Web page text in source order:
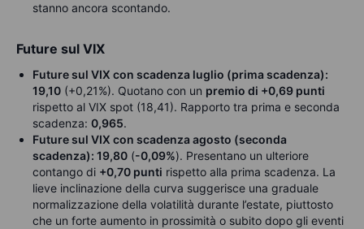
stanno ancora scontando.
Future sul VIX
Future sul VIX con scadenza luglio (prima scadenza):
19,10 (+0,21%). Quotano con un premio di +0,69 punti
rispetto al VIX spot (18,41). Rapporto tra prima e seconda
scadenza: 0,965.
Future sul VIX con scadenza agosto (seconda
scadenza): 19,80 (-0,09%). Presentano un ulteriore
contango di +0,70 punti rispetto alla prima scadenza. La
lieve inclinazione della curva suggerisce una graduale
normalizzazione della volatilità durante l’estate, piuttosto
che un forte aumento in prossimità o subito dopo gli eventi